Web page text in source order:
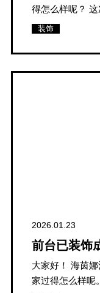
得怎么样呢？
装饰
2026.01.23
前台已装饰
大家好！ 海茵
家过得怎么样